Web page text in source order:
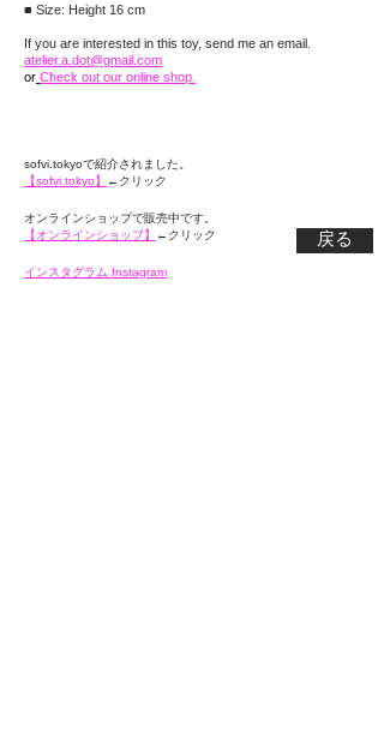
■ Size: Height 16 cm
If you are interested in this toy, send me an email.
atelier.a.dot@gmail.com
or Check out our online shop.
sofvi.tokyoで紹介されました。
【sofvi.tokyo】
←クリック
戻る
オンラインショップで販売中です。
【オンラインショップ】
←クリック
インスタグラム Instagram